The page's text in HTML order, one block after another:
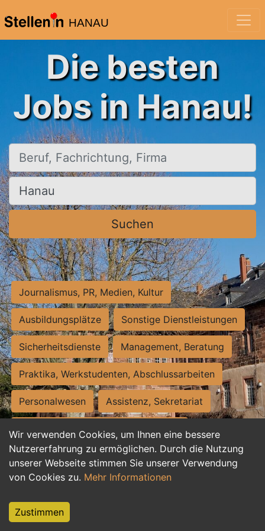
HANAU
Wir verwenden Cookies, um Ihnen eine bessere
Nutzererfahrung zu ermöglichen. Durch die Nutzung
unserer Webseite stimmen Sie unserer Verwendung
von Cookies zu. Mehr Informationen
Zustimmen
Die besten
Jobs in Hanau!
Beruf, Fachrichtung, Firma
Ort, Stadt
Suchen
Journalismus, PR, Medien, Kultur
Ausbildungsplätze Sonstige Dienstleistungen
Sicherheitsdienste Management, Beratung
Praktika, Werkstudenten, Abschlussarbeiten
Personalwesen Assistenz, Sekretariat
Hilfskräfte, Aushilfs- und Nebenjobs
Einkauf, Logistik, Materialwirtschaft
Weiterbildung, Studium, duale Ausbildung
Tourismus